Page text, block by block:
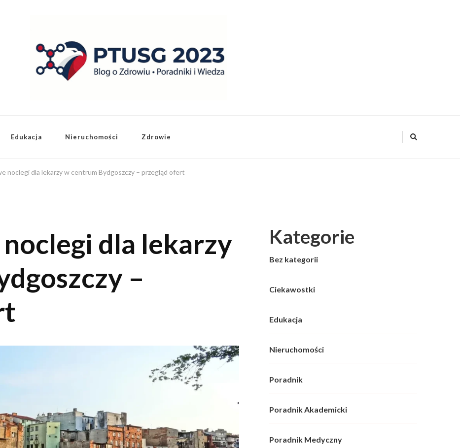
Edukacja Nieruchomości Zdrowie
noclegi dla lekarzy w centrum Bydgoszczy – przegląd ofert
dla lekarzy
–
Kategorie
Bez kategorii
Ciekawostki
Edukacja
Nieruchomości
Poradnik
Poradnik Akademicki
Poradnik Medyczny